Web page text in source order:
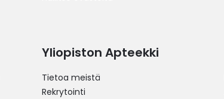
Yliopiston Apteekki
Tietoa meistä
Rekrytointi